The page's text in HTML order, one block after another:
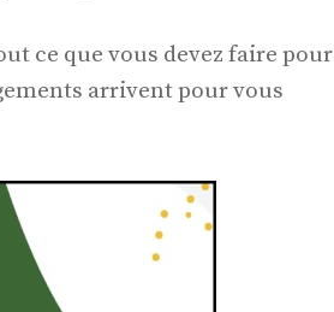
ce que vous devez faire pour
arrivent pour vous